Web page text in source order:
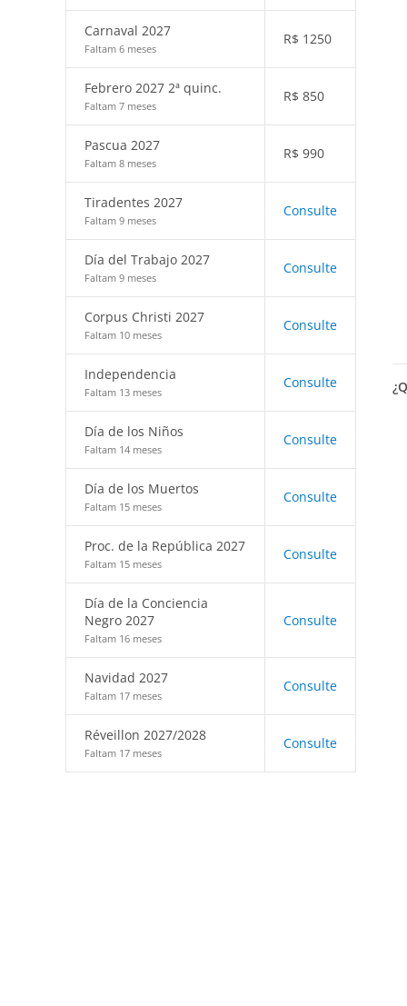
Carnaval 2027
Faltam 6 meses
R$ 1250
Febrero 2027 2ª quinc.
Faltam 7 meses
R$ 850
Pascua 2027
Faltam 8 meses
R$ 990
Tiradentes 2027
Faltam 9 meses
Consulte
Día del Trabajo 2027
Faltam 9 meses
Consulte
Corpus Christi 2027
Faltam 10 meses
Consulte
Independencia
Faltam 13 meses
Consulte
Día de los Niños
Faltam 14 meses
Consulte
Día de los Muertos
Faltam 15 meses
Consulte
Proc. de la República 2027
Faltam 15 meses
Consulte
Día de la Conciencia
Negro 2027
Faltam 16 meses
Consulte
Navidad 2027
Faltam 17 meses
Consulte
Réveillon 2027/2028
Faltam 17 meses
Consulte